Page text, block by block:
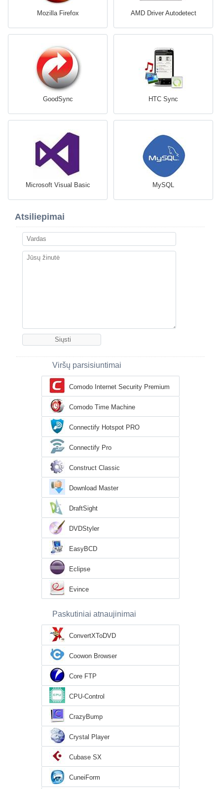
Mozilla Firefox AMD Driver Autodetect
GoodSync HTC Sync
Microsoft Visual Basic MySQL
Atsiliepimai
Viršų parsisiuntimai
Comodo Internet Security Premium
Comodo Time Machine
Connectify Hotspot PRO
Connectify Pro
Construct Classic
Download Master
DraftSight
DVDStyler
EasyBCD
Eclipse
Evince
Paskutiniai atnaujinimai
ConvertXToDVD
Coowon Browser
Core FTP
CPU-Control
CrazyBump
Crystal Player
Cubase SX
CuneiForm